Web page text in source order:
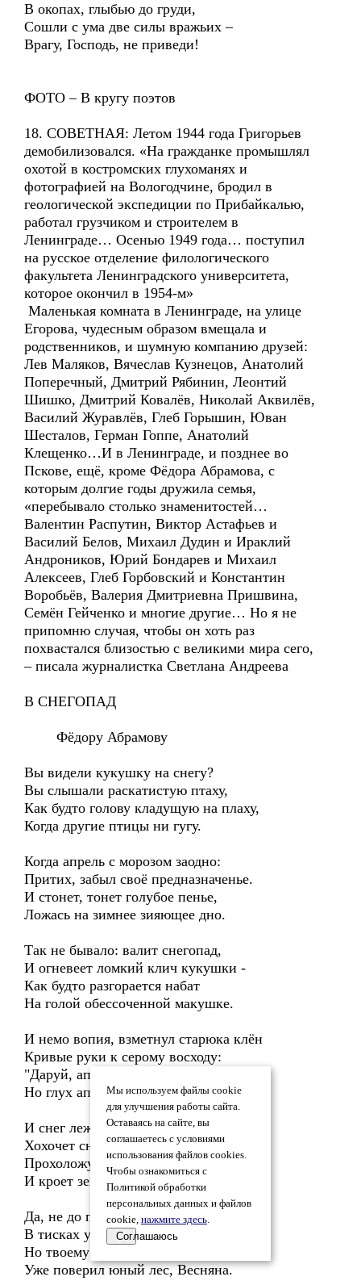
В окопах, глыбью до груди,
Сошли с ума две силы вражьих –
Врагу, Господь, не приведи!
ФОТО – В кругу поэтов
18. СОВЕТНАЯ: Летом 1944 года Григорьев
демобилизовался. «На гражданке промышлял
охотой в костромских глухоманях и
фотографией на Вологодчине, бродил в
геологической экспедиции по Прибайкалью,
работал грузчиком и строителем в
Ленинграде… Осенью 1949 года… поступил
на русское отделение филологического
факультета Ленинградского университета,
которое окончил в 1954-м»
Маленькая комната в Ленинграде, на улице
Егорова, чудесным образом вмещала и
родственников, и шумную компанию друзей:
Лев Маляков, Вячеслав Кузнецов, Анатолий
Поперечный, Дмитрий Рябинин, Леонтий
Шишко, Дмитрий Ковалёв, Николай Аквилёв,
Василий Журавлёв, Глеб Горышин, Юван
Шесталов, Герман Гоппе, Анатолий
Клещенко…И в Ленинграде, и позднее во
Пскове, ещё, кроме Фёдора Абрамова, с
которым долгие годы дружила семья,
«перебывало столько знаменитостей…
Валентин Распутин, Виктор Астафьев и
Василий Белов, Михаил Дудин и Ираклий
Андроников, Юрий Бондарев и Михаил
Алексеев, Глеб Горбовский и Константин
Воробьёв, Валерия Дмитриевна Пришвина,
Семён Гейченко и многие другие… Но я не
припомню случая, чтобы он хоть раз
похвастался близостью с великими мира сего,
– писала журналистка Светлана Андреева
В СНЕГОПАД
Фёдору Абрамову
Вы видели кукушку на снегу?
Вы слышали раскатистую птаху,
Как будто голову кладущую на плаху,
Когда другие птицы ни гугу.
Когда апрель с морозом заодно:
Притих, забыл своё предназначенье.
И стонет, тонет голубое пенье,
Ложась на зимнее зияющее дно.
Так не бывало: валит снегопад,
И огневеет ломкий клич кукушки -
Как будто разгорается набат
На голой обессоченной макушке.
И немо вопия, взметнул старюка клён
Кривые руки к серому восходу:
"Даруй, апрель, зелёную погоду!"
Но глух апрель - куржою убелён.
И снег лежит. Не хочет плакать снег.
Хохочет снег:"Сожги меня попробуй:
Прохоложу - не запоёшь вовек!"
И кроет землю белою хворобой.
Да, не до песен тёплому комку
В тисках у холодюги -великана.
Но твоему горящему "ку-ку"
Уже поверил юный лес, Весняна.
Мы используем файлы cookie
для улучшения работы сайта.
Оставаясь на сайте, вы
соглашаетесь с условиями
использования файлов cookies.
Чтобы ознакомиться с
Политикой обработки
персональных данных и файлов
cookie, нажмите здесь.
Соглашаюсь